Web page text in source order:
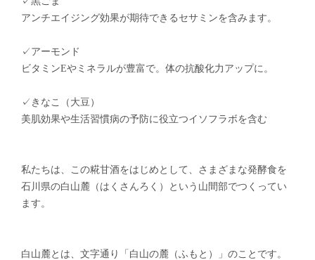
アンチエイジング効果が期待できるセサミンを含みます。
✓アーモンド
ビタミンEやミネラルが豊富で。体の抗酸化力アップに。
✓きなこ（大豆）
美肌効果や生活習慣病の予防に役立つイソフラボを含む
私たちは、この糀甘酒をはじめとして、さまざまな発酵食を
石川県の白山麓（はくさんろく）という山間部でつくってい
ます。
白山麓とは、文字通り「白山の麓（ふもと）」のことです。